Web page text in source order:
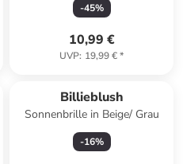
-45%
10,99 €
UVP: 19,99 €*
Billieblush
Sonnenbrille in Beige/ Grau
-16%